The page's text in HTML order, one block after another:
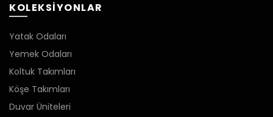
KOLEKSIYONLAR
Yatak Odaları
Yemek Odaları
Koltuk Takımları
Köşe Takımları
Duvar Üniteleri